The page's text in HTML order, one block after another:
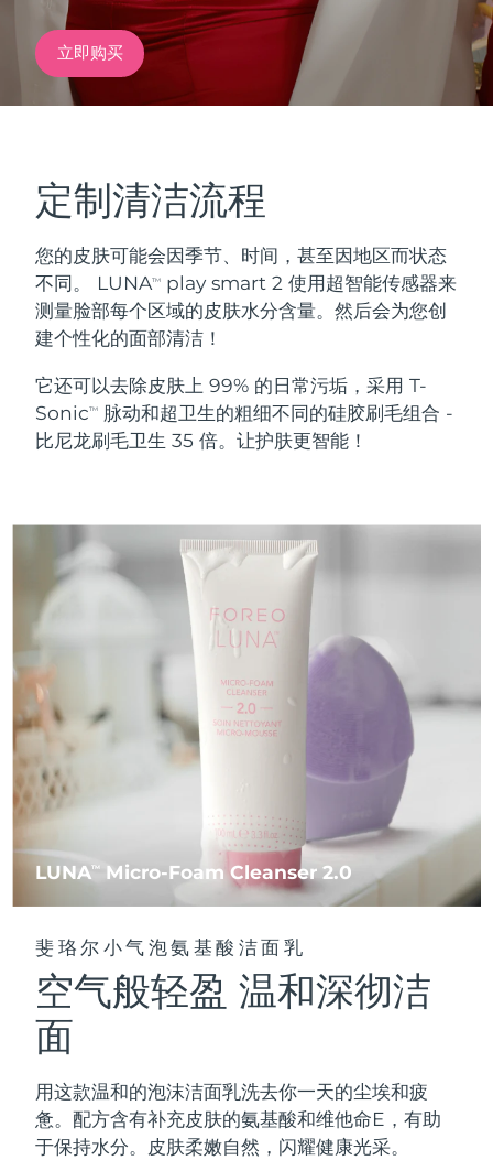
立即购买
定制清洁流程
您的皮肤可能会因季节、时间，甚至因地区而状态
不同。 LUNATM
play smart 2 使用超智能传感器来
测量脸部每个区域的皮肤水分含量。然后会为您创
建个性化的面部清洁！
它还可以去除皮肤上 99% 的日常污垢，采用 T-
SonicTM
脉动和超卫生的粗细不同的硅胶刷毛组合 -
比尼龙刷毛卫生 35 倍。让护肤更智能！
LUNATM Micro-Foam Cleanser 2.0
斐珞尔小气泡氨基酸洁面乳
空气般轻盈 温和深彻洁
面
用这款温和的泡沫洁面乳洗去你一天的尘埃和疲
惫。配方含有补充皮肤的氨基酸和维他命E，有助
于保持水分。皮肤柔嫩自然，闪耀健康光采。
红光疗法
面部清洁
LUNA™ 4 套装
Anti-aging massage
LUNA™ 4 Plus
LUNA™ 4 Men
For men, anti-aging massage
LUNA™ 4 mini
For young skin, T-zone
LUNA™ 4 go
LUNA™ 护肤
Premium cleansers & balm
LUNA™ 设备
All facial cleansing devices
紧致提拉
BEAR™ 2 套装
Microcurrent toning
BEAR™ 2 go
BEAR™ 2 eyes & lips
Microcurrent line smoothing device
面部提拉护理
Premium anti-aging skincare
BEAR™ 设备
补水保湿
UFO™ 3 套装
UFO™ 3 LED
Near-infrared and red light therapy
UFO™ 3 mini
Red light therapy device for young skin
Portable red light therapy
面膜
UFO™ 设备
口腔护理
issa™ 4
issa™ 4 plus
Smart hybrid silicone sonic toothbrush
issa™ 4 smile
Hybrid silicone sonic toothbrush
For ages 0-3
issa™ Teeth Whitening Set
ISSA™ 设备
抗老
FAQ™ 101
Clinical anti-aging
FAQ™ 102
FAQ™ 103
Luxurious clinical anti-aging set
FAQ™ P1 Primer
Manuka honey primer
FAQ™护肤品
All FAQ™ skincare
LED治疗
NEW
FAQ™ 201
FAQ™ 202
FAQ™ 211
Anti-aging neck & décolleté LED mask
FAQ™ 221
Anti-aging LED hand mask
FAQ™护肤品
All FAQ™ skincare
生发
LED hair strengthening scalp massager
FAQ™ Scalp Serum
FAQ™护肤品
FAQ™产品
All hair treatments
肌肤年轻化
Full-Spectrum Red Light Therapy
FAQ™ 502
FAQ™ Red Light Serum
FAQ™ skincare
All FAQ™ skincare
保健品
NEW
专业治疗
PEACH™ 2 Pro Max
Professional IPL hair removal device
BEAR™ 2 body
Microcurrent body toning
加拿大
奥地利
比利时 预计送达日期8/10/26
百慕大
波斯尼亚和黑塞哥维那 预计送达日期 8/13/26
文莱 预计送达日期
加拿大 预计送达日期
智利
中国 预计送达日期
哥伦比亚 8/14/26
克罗地亚 8/10/26
塞浦路斯 预计送达日期
捷克 8/10/26
丹麦 预计送达日期8/10/26
爱沙尼亚
芬兰 预计送达日期 8/10/26
法属波利尼西亚 预计送达日期 8/14/26